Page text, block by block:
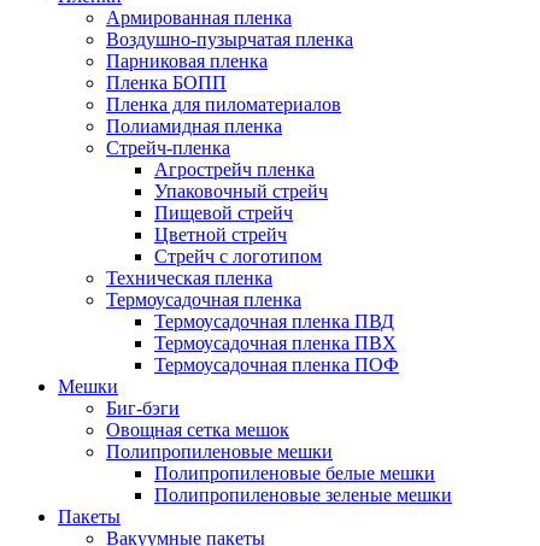
Армированная пленка
Воздушно-пузырчатая пленка
Парниковая пленка
Пленка БОПП
Пленка для пиломатериалов
Полиамидная пленка
Стрейч-пленка
Агрострейч пленка
Упаковочный стрейч
Пищевой стрейч
Цветной стрейч
Стрейч с логотипом
Техническая пленка
Термоусадочная пленка
Термоусадочная пленка ПВД
Термоусадочная пленка ПВХ
Термоусадочная пленка ПОФ
Мешки
Биг-бэги
Овощная сетка мешок
Полипропиленовые мешки
Полипропиленовые белые мешки
Полипропиленовые зеленые мешки
Пакеты
Вакуумные пакеты